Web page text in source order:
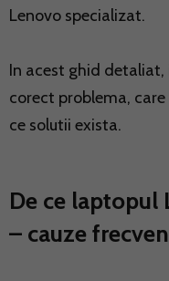
Lenovo specializat.
In acest ghid
corect problema,
ce solutii exista.
De ce laptopul
– cauze